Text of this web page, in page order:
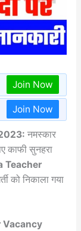
Join Now
Join Now
नमस्कार
काफी सुनहरा
Teacher
को निकाला गया
Vacancy